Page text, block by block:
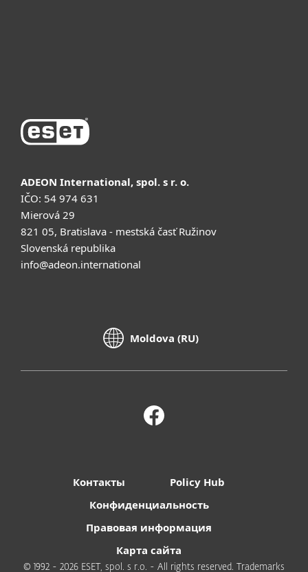
ADEON International, spol. s r. o.
IČO: 54 974 631
Mierová 29
821 05, Bratislava - mestská časť Ružinov
Slovenská republika
info@adeon.international
Moldova (RU)
Контакты
Policy Hub
Конфиденциальность
Правовая информация
Карта сайта
© 1992 - 2026 ESET, spol. s r.o. - All rights reserved. Trademarks